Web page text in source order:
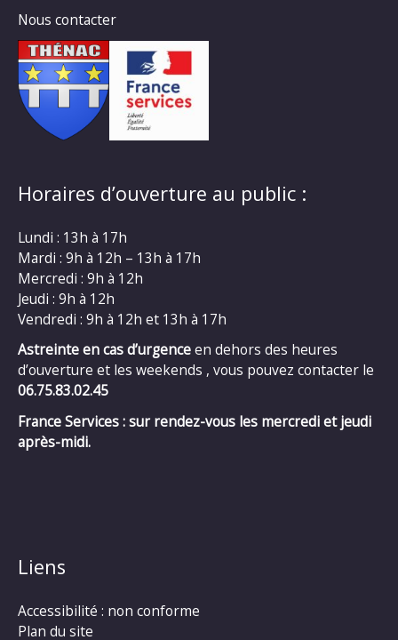
Nous contacter
Horaires d’ouverture au public :
Lundi : 13h à 17h
Mardi : 9h à 12h – 13h à 17h
Mercredi : 9h à 12h
Jeudi : 9h à 12h
Vendredi : 9h à 12h et 13h à 17h
Astreinte en cas d’urgenceen dehors des heures
d’ouverture et les weekends , vous pouvez contacter le
06.75.83.02.45
France Services : sur rendez-vous les mercredi et jeudi
après-midi.
Liens
Accessibilité : non conforme
Plan du site